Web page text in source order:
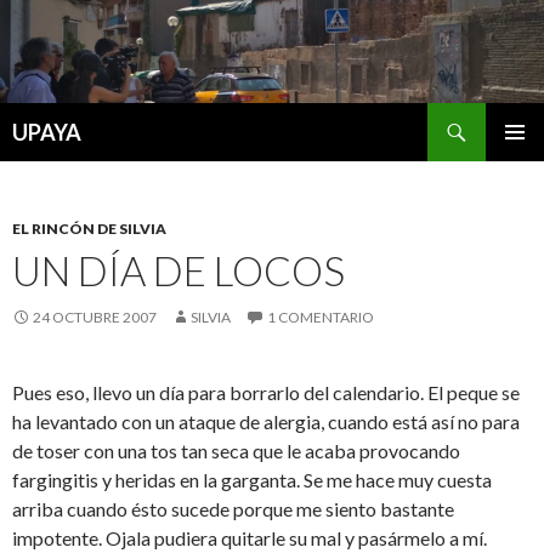
UPAYA
EL RINCÓN DE SILVIA
UN DÍA DE LOCOS
24 OCTUBRE 2007 SILVIA 1 COMENTARIO
Pues eso, llevo un día para borrarlo del calendario. El peque se
ha levantado con un ataque de alergia, cuando está así no para
de toser con una tos tan seca que le acaba provocando
fargingitis y heridas en la garganta. Se me hace muy cuesta
arriba cuando ésto sucede porque me siento bastante
impotente. Ojala pudiera quitarle su mal y pasármelo a mí.